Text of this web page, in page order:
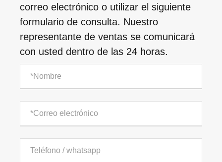
correo electrónico o utilizar el siguiente
formulario de consulta. Nuestro
representante de ventas se comunicará
con usted dentro de las 24 horas.